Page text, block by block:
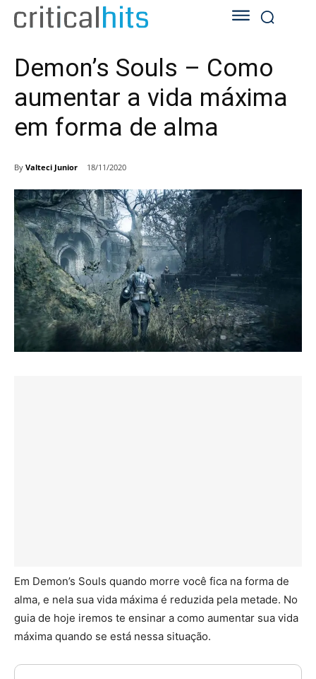
Demon’s Souls – Como
aumentar a vida máxima
em forma de alma
By Valteci Junior 18/11/2020
Em Demon’s Souls quando morre você fica na forma de
alma, e nela sua vida máxima é reduzida pela metade. No
guia de hoje iremos te ensinar a como aumentar sua vida
máxima quando se está nessa situação.